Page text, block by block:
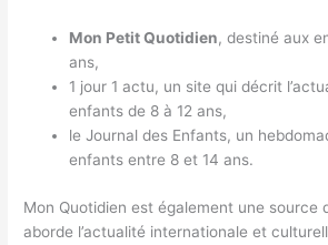
Mon Petit Quotidien, destiné aux
ans,
1 jour 1 actu, un site qui décrit
enfants de 8 à 12 ans,
le Journal des Enfants, un
enfants entre 8 et 14 ans.
Mon Quotidien est également une source
aborde l’actualité internationale et